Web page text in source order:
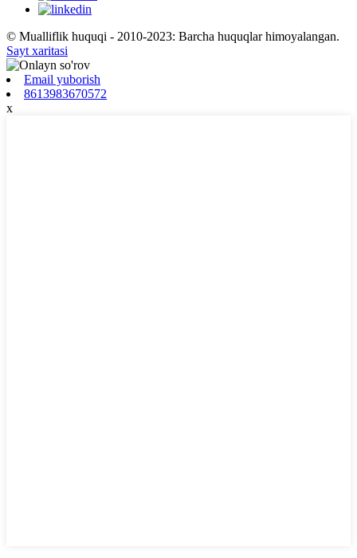
© Mualliflik huquqi - 2010-2023: Barcha huquqlar himoyalangan.
Sayt xaritasi
Email yuborish
8613983670572
x